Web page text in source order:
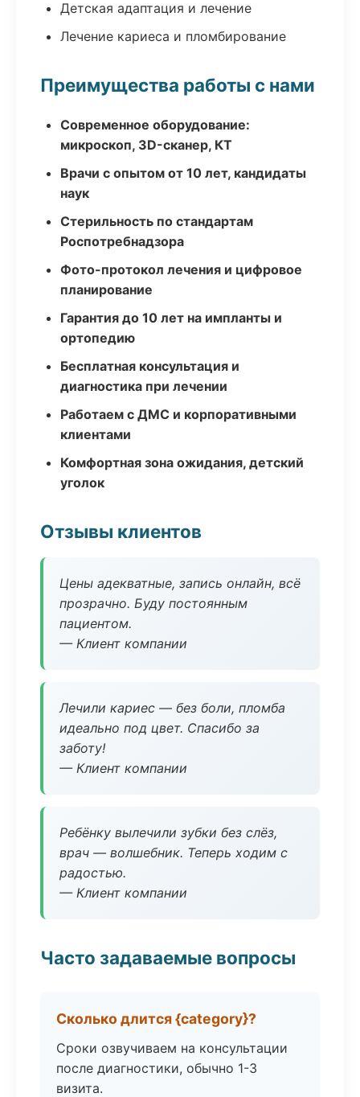
Детская адаптация и лечение
Лечение кариеса и пломбирование
Преимущества работы с нами
Современное оборудование:
микроскоп, 3D-сканер, КТ
Врачи с опытом от 10 лет, кандидаты
наук
Стерильность по стандартам
Роспотребнадзора
Фото-протокол лечения и цифровое
планирование
Гарантия до 10 лет на импланты и
ортопедию
Бесплатная консультация и
диагностика при лечении
Работаем с ДМС и корпоративными
клиентами
Комфортная зона ожидания, детский
уголок
Отзывы клиентов
Цены адекватные, запись онлайн, всё
прозрачно. Буду постоянным
пациентом.
— Клиент компании
Лечили кариес — без боли, пломба
идеально под цвет. Спасибо за
заботу!
— Клиент компании
Ребёнку вылечили зубки без слёз,
врач — волшебник. Теперь ходим с
радостью.
— Клиент компании
Часто задаваемые вопросы
Сколько длится {category}?
Сроки озвучиваем на консультации
после диагностики, обычно 1-3
визита.